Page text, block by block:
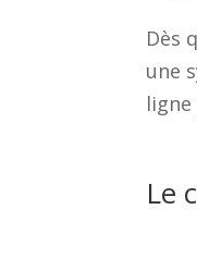
Dès
une
Le